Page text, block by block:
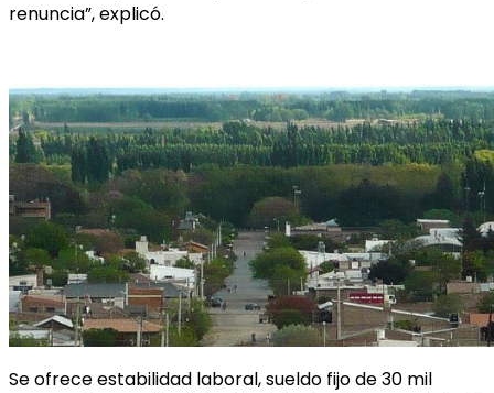
renuncia”, explicó.
Se ofrece estabilidad laboral, sueldo fijo de 30 mil